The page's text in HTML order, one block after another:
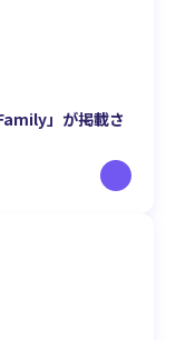
」が掲載さ